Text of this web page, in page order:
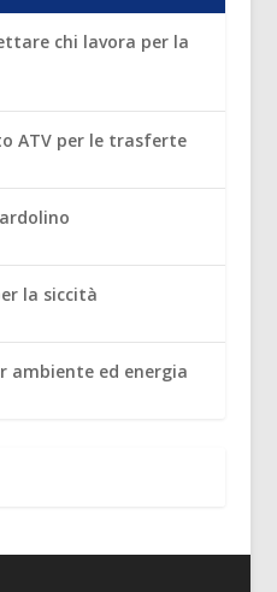
chi lavora per la
ATV per le trasferte
la siccità
ambiente ed energia